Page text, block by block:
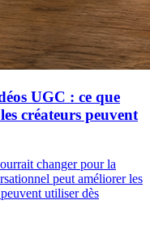
UGC : ce que
créateurs peuvent
changer pour la
peut améliorer les
utiliser dès